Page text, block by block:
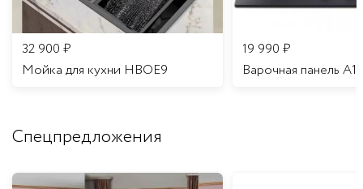
32 900 ₽
Мойка для кухни HBOE9
19 990 ₽
Варочная панель A16
Спецпредложения